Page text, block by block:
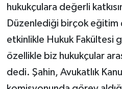
hukukçulara değerli
Düzenlediği birçok eğitim
etkinlikle Hukuk Fakültesi
özellikle biz hukukçular
dedi. Şahin, Avukatlık